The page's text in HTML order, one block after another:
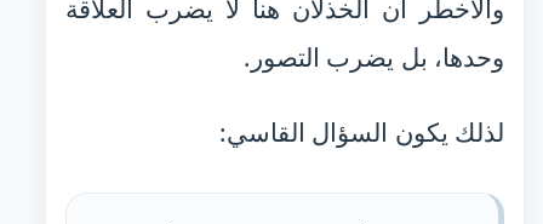
والأخطر أن الخذلان هنا لا يضرب العلاقة
وحدها، بل يضرب التصور.
لذلك يكون السؤال القاسي: